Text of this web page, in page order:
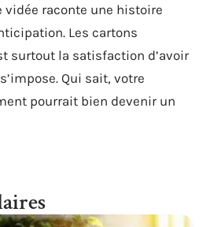
vidée raconte une histoire
Les cartons
surtout la satisfaction d’avoir
Qui sait, votre
pourrait bien devenir un